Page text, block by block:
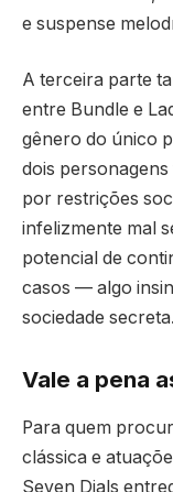
e suspense
A terceira parte
entre Bundle e
gênero do único
dois
por restrições
infelizmente mal
potencial de
casos — algo
sociedade secreta.
Vale a pena
Para quem
clássica e
Seven Dials